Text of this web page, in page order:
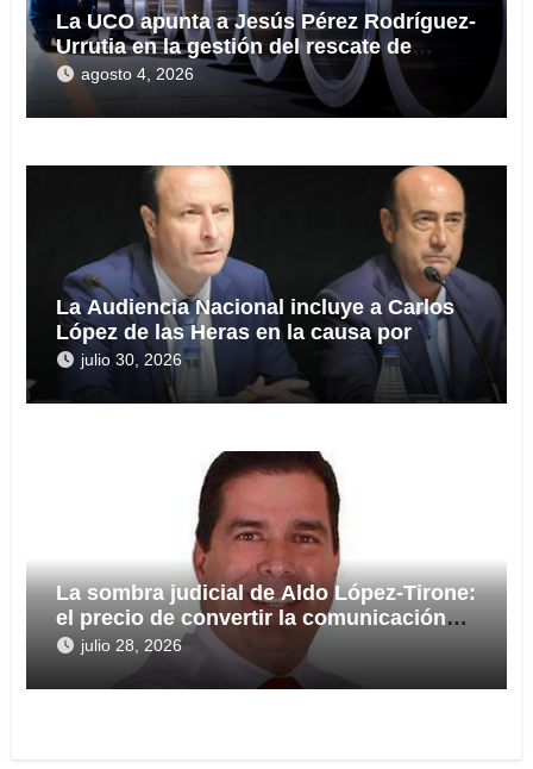
La UCO apunta a Jesús Pérez Rodríguez-
Urrutia en la gestión del rescate de
Tubos Reunidos
agosto 4, 2026
La Audiencia Nacional incluye a Carlos
López de las Heras en la causa por
presuntas irregularidades en el rescate
de 112,8 millones a Tubos Reunidos
julio 30, 2026
La sombra judicial de Aldo López-Tirone:
el precio de convertir la comunicación
en arma
julio 28, 2026